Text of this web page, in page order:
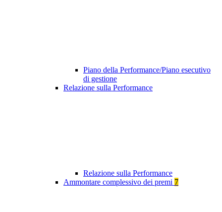
Piano della Performance/Piano esecutivo
di gestione
Relazione sulla Performance
Relazione sulla Performance
Ammontare complessivo dei premi 7